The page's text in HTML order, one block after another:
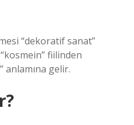
“dekoratif sanat”
fiilinden
anlamına gelir.